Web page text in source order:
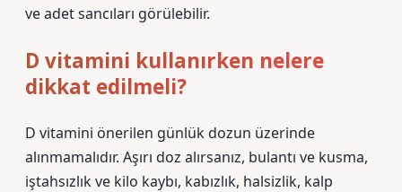
ve adet sancıları görülebilir.
D vitamini kullanırken nelere
dikkat edilmeli?
D vitamini önerilen günlük dozun üzerinde
alınmamalıdır. Aşırı doz alırsanız, bulantı ve kusma,
iştahsızlık ve kilo kaybı, kabızlık, halsizlik, kalp